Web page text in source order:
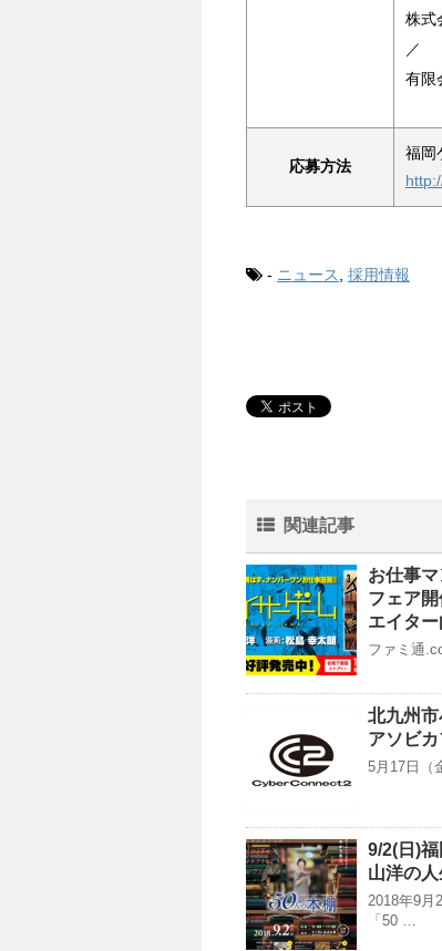
株式
／
有限
応募方法
福岡
- ニュース 採用情報
関連記事
お仕事
フェア
エイタ
ファミ通
北九州
アソビ
5月17日（
9/2(日)
山洋の
2018年9月
「50 …